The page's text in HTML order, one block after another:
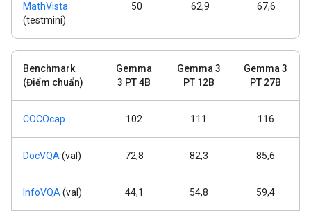
MathVista
(testmini)
50 62,9 67,6
Benchmark
(Điểm chuẩn)
Gemma
3 PT 4B
Gemma 3
PT 12B
Gemma 3
PT 27B
COCOcap 102 111 116
DocVQA (val) 72,8 82,3 85,6
InfoVQA (val) 44,1 54,8 59,4